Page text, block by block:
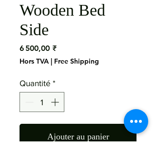
Wooden Bed
Side
6 500,00 ₹Prix
Hors TVA | Free Shipping
Quantité *
Ajouter au panier